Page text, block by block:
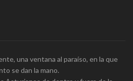
una ventana al paraíso, en la que
se dan la mano.